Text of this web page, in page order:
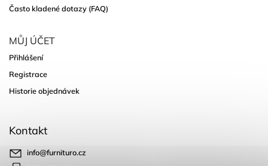
Často kladené dotazy (FAQ)
MŮJ ÚČET
Přihlášení
Registrace
Historie objednávek
Kontakt
info@furnituro.cz